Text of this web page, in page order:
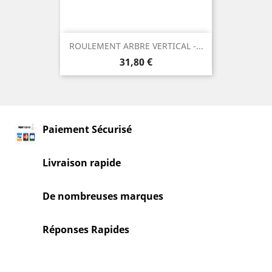
ROULEMENT ARBRE VERTICAL -...
Prix
31,80 €
Paiement Sécurisé
Livraison rapide
De nombreuses marques
Réponses Rapides